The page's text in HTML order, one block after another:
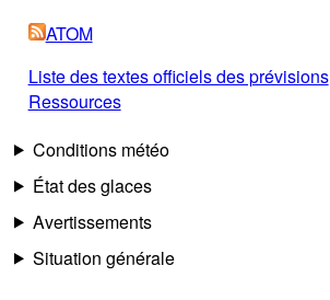
ATOM
Liste des textes officiels des prévisions
Ressources
Conditions météo
État des glaces
Avertissements
Situation générale